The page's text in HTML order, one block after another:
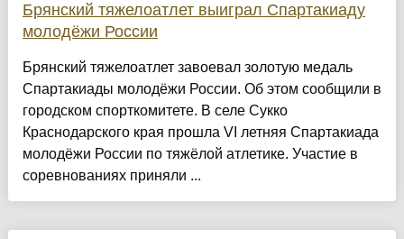
Брянский тяжелоатлет выиграл Спартакиаду
молодёжи России
Брянский тяжелоатлет завоевал золотую медаль
Спартакиады молодёжи России. Об этом сообщили в
городском спорткомитете. В селе Сукко
Краснодарского края прошла VI летняя Спартакиада
молодёжи России по тяжёлой атлетике. Участие в
соревнованиях приняли ...